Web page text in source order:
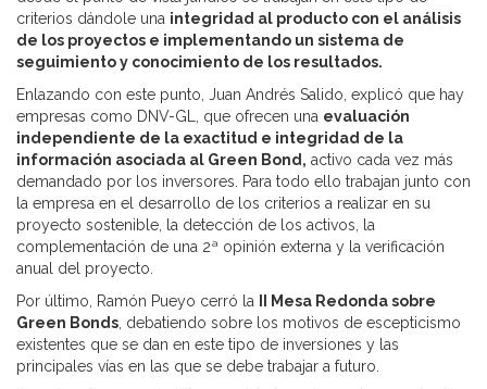
criterios dándole una integridad al producto con el análisis
de los proyectos e implementando un sistema de
seguimiento y conocimiento de los resultados.
Enlazando con este punto, Juan Andrés Salido, explicó que hay
empresas como DNV-GL, que ofrecen una evaluación
independiente de la exactitud e integridad de la
información asociada al Green Bond, activo cada vez más
demandado por los inversores. Para todo ello trabajan junto con
la empresa en el desarrollo de los criterios a realizar en su
proyecto sostenible, la detección de los activos, la
complementación de una 2ª opinión externa y la verificación
anual del proyecto.
Por último, Ramón Pueyo cerró la
II Mesa Redonda sobre
Green Bonds , debatiendo sobre los motivos de escepticismo
existentes que se dan en este tipo de inversiones y las
principales vías en las que se debe trabajar a futuro.